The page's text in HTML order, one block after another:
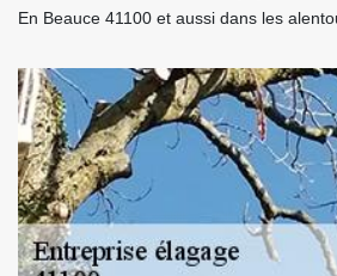
En Beauce 41100 et aussi dans les